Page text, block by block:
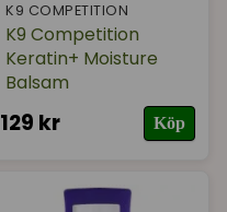
K9 COMPETITION
K9 Competition
Keratin+ Moisture
Balsam
129 kr Köp